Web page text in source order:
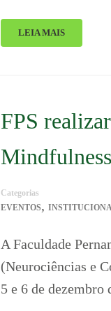
LEIA MAIS
FPS
Mindfulness
Categorias
EVENTOS,
A Faculdade
(Neurociências e
5 e 6 de